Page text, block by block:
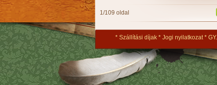
1/109 oldal
Szállítási díjak Jogi nyilatkozat